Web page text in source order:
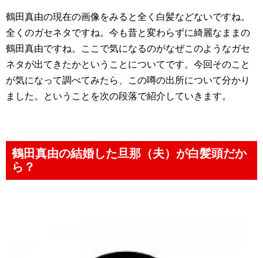
鶴田真由の現在の画像をみると全く白髪などないですね。
全くのガセネタですね。今も昔と変わらずに綺麗なままの
鶴田真由ですね。ここで気になるのがなぜこのようなガセ
ネタが出てきたかということについてです。今回そのこと
が気になって調べてみたら、この噂の出所について分かり
ました。ということを次の段落で紹介していきます。
鶴田真由の結婚した旦那（夫）が白髪頭だか
ら？